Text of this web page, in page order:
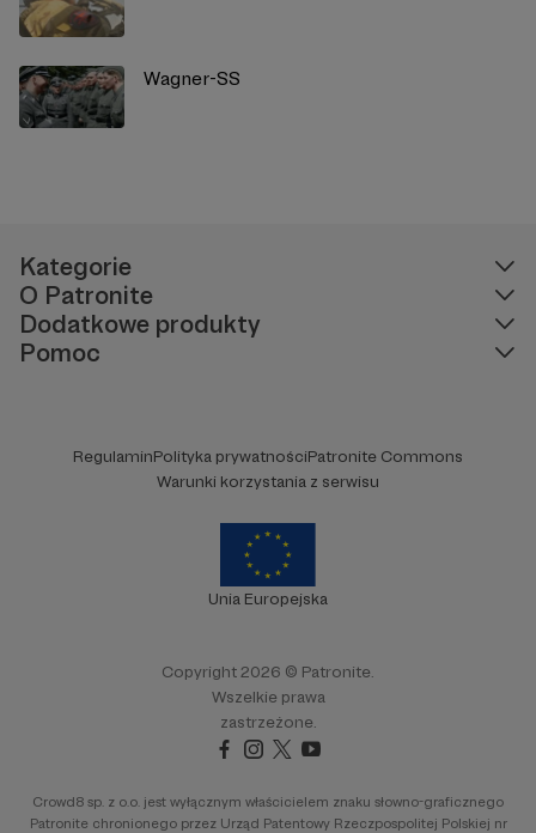
Wagner-SS
Kategorie
O Patronite
Dodatkowe produkty
Pomoc
RegulaminPolityka prywatnościPatronite Commons
Warunki korzystania z serwisu
Unia Europejska
Copyright 2026 © Patronite.
Wszelkie prawa
zastrzeżone.
Crowd8 sp. z o.o. jest wyłącznym właścicielem znaku słowno-graficznego
Patronite chronionego przez Urząd Patentowy Rzeczpospolitej Polskiej nr